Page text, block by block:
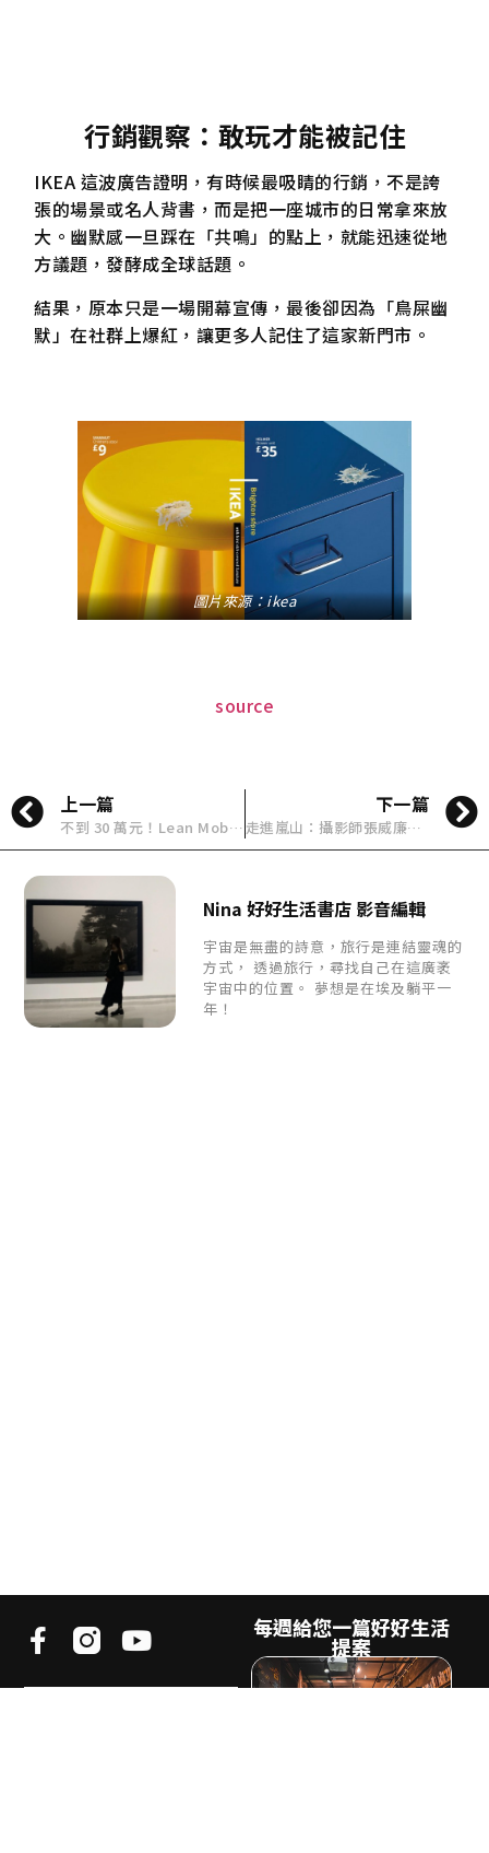
行銷觀察：敢玩才能被記住
IKEA 這波廣告證明，有時候最吸睛的行銷，不是誇
張的場景或名人背書，而是把一座城市的日常拿來放
大。幽默感一旦踩在「共鳴」的點上，就能迅速從地
方議題，發酵成全球話題。
結果，原本只是一場開幕宣傳，最後卻因為「鳥屎幽
默」在社群上爆紅，讓更多人記住了這家新門市。
圖片來源：ikea
source
上一篇
不到 30 萬元！Lean Mobility Lean 3 三輪電動車台灣預購啟動
下一篇
走進嵐山：攝影師張威廉的時間旅行
Nina 好好生活書店 影音編輯
宇宙是無盡的詩意，旅行是連結靈魂的
方式， 透過旅行，尋找自己在這廣袤
宇宙中的位置。 夢想是在埃及躺平一
年！
每週給您一篇好好生活
提案